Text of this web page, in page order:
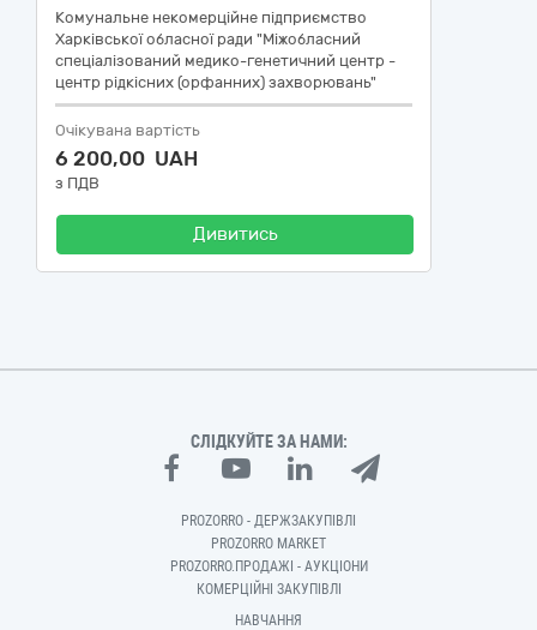
Комунальне некомерційне підприємство
Харківської обласної ради "Міжобласний
спеціалізований медико-генетичний центр -
центр рідкісних (орфанних) захворювань"
Очікувана вартість
6 200,00 UAH
з ПДВ
Дивитись
СЛІДКУЙТЕ ЗА НАМИ:
PROZORRO - ДЕРЖЗАКУПІВЛІ
PROZORRO MARKET
PROZORRO.ПРОДАЖІ - АУКЦІОНИ
КОМЕРЦІЙНІ ЗАКУПІВЛІ
НАВЧАННЯ